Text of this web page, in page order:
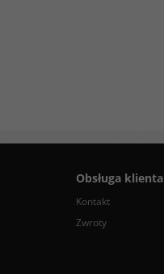
Obsługa klienta
Kontakt
Zwroty